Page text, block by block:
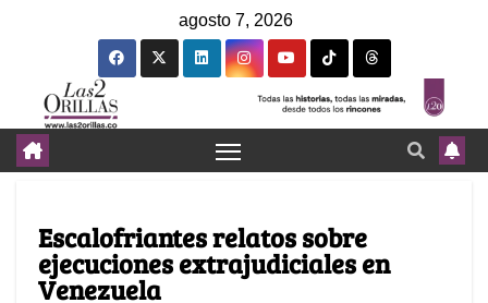
agosto 7, 2026
Escalofriantes relatos sobre
ejecuciones extrajudiciales en
Venezuela